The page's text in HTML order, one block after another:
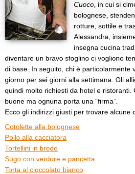
Cuoco , in cui si
bolognese,
rotture, sottile e
Alessandra,
insegna cucina
diventare un bravo sfoglino ci vogliono
di base. In seguito, chi è particolarmente
giorno per sei giorni alla settimana. Gli
quindi molto richiesti da hotel e
buone ma ognuna porta una “firma”.
Ecco gli indirizzi giusti per trovare
Cotolette alla bolognese
Pollo alla cacciatora
Tortellini in brodo
Sugo con verdure e pancetta
Torta al cioccolato bianco